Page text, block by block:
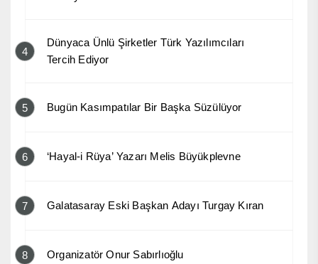
4
Dünyaca Ünlü Şirketler Türk Yazılımcıları
Tercih Ediyor
5 Bugün Kasımpatılar Bir Başka Süzülüyor
6 ‘Hayal-i Rüya’ Yazarı Melis Büyükplevne
7 Galatasaray Eski Başkan Adayı Turgay Kıran
8 Organizatör Onur Sabırlıoğlu